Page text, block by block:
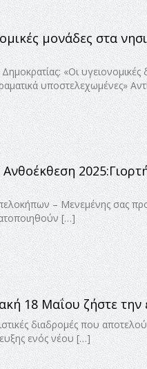
μονάδες στα
«Οι υγειονομικές
υποστελεχωμένες»
– Μενεμένης σας
[…]
18 Μαΐου ζήστε την
διαδρομές που
ενός νέου […]